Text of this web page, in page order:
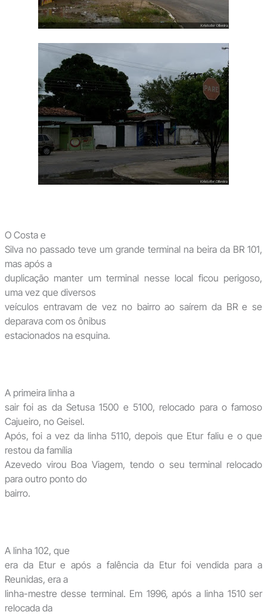
O Costa e
Silva no passado teve um grande terminal na beira da BR 101,
mas após a
duplicação manter um terminal nesse local ficou perigoso,
uma vez que diversos
veículos entravam de vez no bairro ao saírem da BR e se
deparava com os ônibus
estacionados na esquina.
A primeira linha a
sair foi as da Setusa 1500 e 5100, relocado para o famoso
Cajueiro, no Geisel.
Após, foi a vez da linha 5110, depois que Etur faliu e o que
restou da família
Azevedo virou Boa Viagem, tendo o seu terminal relocado
para outro ponto do
bairro.
A linha 102, que
era da Etur e após a falência da Etur foi vendida para a
Reunidas, era a
linha-mestre desse terminal. Em 1996, após a linha 1510 ser
relocada da